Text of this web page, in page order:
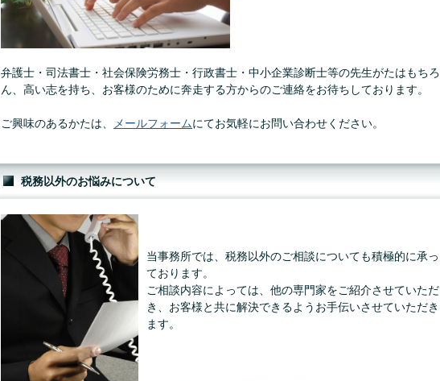
弁護士・司法書士・社会保険労務士・行政書士・中小企業診断士等の先生がたはもちろ
ん、高い志を持ち、お客様のために奔走する方からのご連絡をお待ちしております。
ご興味のあるかたは、 メールフォームにてお気軽にお問い合わせください。
税務以外のお悩みについて
当事務所では、税務以外のご相談についても積極的に承っ
ております。
ご相談内容によっては、他の専門家をご紹介させていただ
き、お客様と共に解決できるようお手伝いさせていただき
ます。